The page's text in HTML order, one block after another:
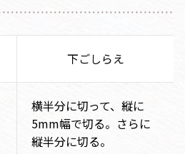
下ごしらえ
横半分に切って、縦に
5mm幅で切る。さらに
縦半分に切る。